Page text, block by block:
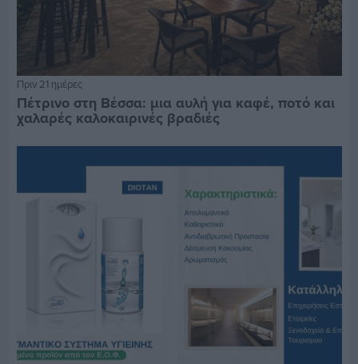
Πριν 21 ημέρες
Πέτρινο στη Βέσσα: μια αυλή για καφέ, ποτό και
χαλαρές καλοκαιρινές βραδιές